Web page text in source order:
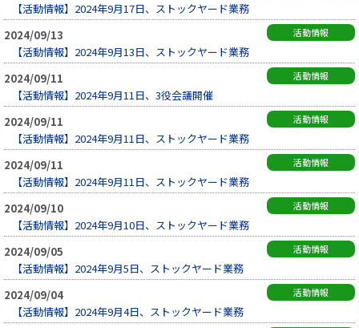
【活動情報】2024年9月17日、ストックヤード業務
2024/09/13
活動情報
【活動情報】2024年9月13日、ストックヤード業務
2024/09/11
活動情報
【活動情報】2024年9月11日、3役会議開催
2024/09/11
活動情報
【活動情報】2024年9月11日、ストックヤード業務
2024/09/11
活動情報
【活動情報】2024年9月11日、ストックヤード業務
2024/09/10
活動情報
【活動情報】2024年9月10日、ストックヤード業務
2024/09/05
活動情報
【活動情報】2024年9月5日、ストックヤード業務
2024/09/04
活動情報
【活動情報】2024年9月4日、ストックヤード業務